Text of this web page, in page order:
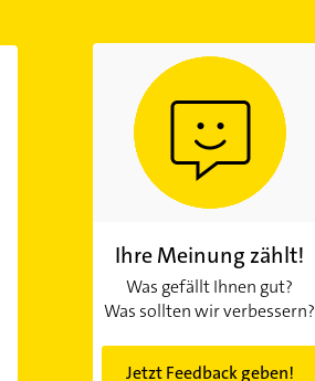
Ihre Meinung zählt!
Was gefällt Ihnen gut?
Was sollten wir verbessern?
Jetzt Feedback geben!